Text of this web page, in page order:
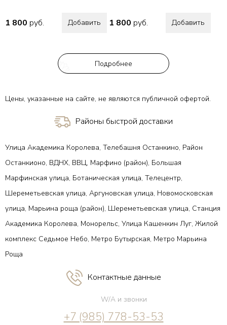
1 800 руб. Добавить 1 800 руб. Добавить
Подробнее
Цены, указанные на сайте, не являются публичной офертой.
Районы быстрой доставки
Улица Академика Королева, Телебашня Останкино, Район
Останкионо, ВДНХ, ВВЦ, Марфино (район), Большая
Марфинская улица, Ботаническая улица, Телецентр,
Шереметьевская улица, Аргуновская улица, Новомосковская
улица, Марьина роща (район), Шереметьевская улица, Станция
Академика Королева, Монорельс, Улица Кашенкин Луг, Жилой
комплекс Седьмое Небо, Метро Бутырская, Метро Марьина
Роща
Контактные данные
W/A и звонки
+7 (985) 778-53-53